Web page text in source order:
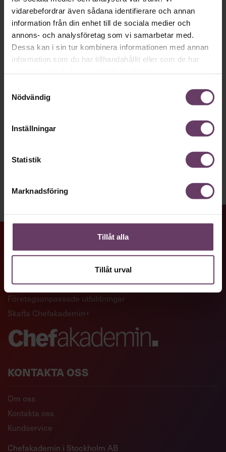
vidarebefordrar även sådana identifierare och annan
information från din enhet till de sociala medier och
annons- och analysföretag som vi samarbetar med.
Dessa kan i sin tur kombinera informationen med annan
information som du har tillhandahållit eller som de har
Nödvändig
Inställningar
Statistik
Marknadsföring
Tillåt alla
Tillåt urval
Håll dig uppdaterad med våra
nyhetsbrev!
Våra populära nyhetsbrev samlar varje
vecka det bästa från Chef och
inspiration för dig som är chef, ledare
prenumerera idag! Det är helt kostnadsfritt.
Ledarskapsutbildningar
Företagsanpassade utbildningar
Skaffa Chefakademin+
KONTAKTA OSS
Om oss
Kontakta oss
Kundservice
Chefakademin i Stockholm AB